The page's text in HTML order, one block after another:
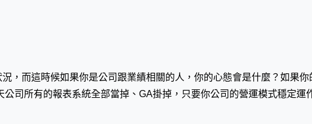
，而這時候如果你是公司跟業績相關的人，你的心態會是什麼？如果
司所有的報表系統全部當掉、GA掛掉，只要你公司的營運模式穩定